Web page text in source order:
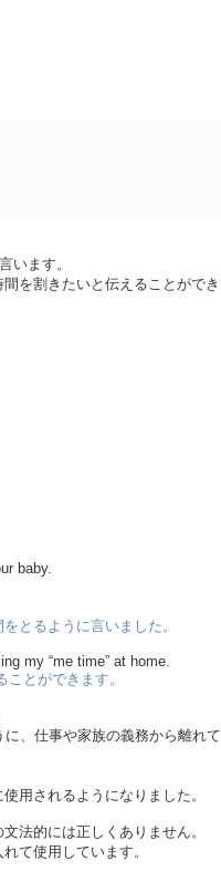
います。
を割きたいと伝えることができ
baby.
とるように言いました。
my “me time” at home.
とができます。
、仕事や家族の義務から離れて
用されるようになりました。
法的には正しくありません。
て使用しています。